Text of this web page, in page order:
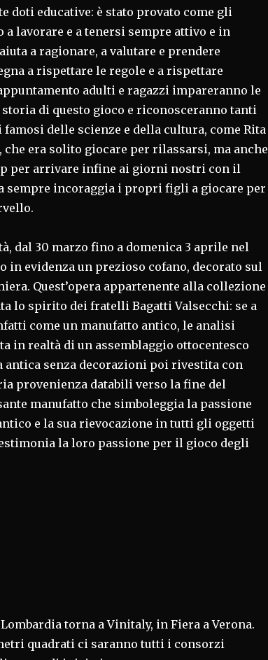
doti educative: è stato provato come gli
lavorare e a tenersi sempre attivo e in
a ragionare, a valutare e prendere
a rispettare le regole e a rispettare
adulti e ragazzi impareranno le
di questo gioco e riconosceranno tanti
delle scienze e della cultura, come Rita
era solito giocare per rilassarsi, ma anche
per arrivare infine ai giorni nostri con il
sempre incoraggia i propri figli a giocare per
dal 30 marzo fino a domenica 3 aprile nel
in evidenza un prezioso cofano, decorato sul
Quest’opera appartenente alla collezione
lo spirito dei fratelli Bagatti Valsecchi: se a
come un manufatto antico, le analisi
in realtà di un assemblaggio ottocentesco
antica senza decorazioni poi rivestita con
provenienza databili verso la fine del
manufatto che simboleggia la passione
e la sua rievocazione in tutti gli oggetti
la loro passione per il gioco degli
torna a Vinitaly, in Fiera a Verona.
quadrati ci saranno tutti i consorzi